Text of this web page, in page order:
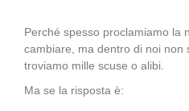
Perché spesso proclamiamo la
cambiare, ma dentro di noi non
troviamo mille scuse o alibi.
Ma se la risposta è: